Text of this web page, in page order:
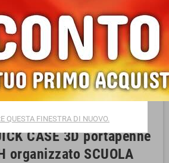
CASE 3D portapenne
organizzato SCUOLA
QUESTA FINESTRA DI NUOVO.